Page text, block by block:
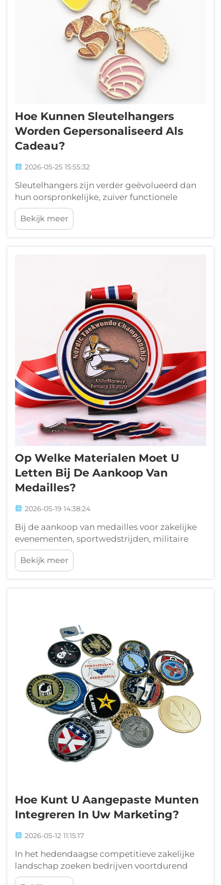
Hoe Kunnen Sleutelhangers
Worden Gepersonaliseerd Als
Cadeau?
2026-05-25 15:55:32
Sleutelhangers zijn verder geëvolueerd dan
hun oorspronkelijke, zuiver functionele
functie als eenvoudig hulpmiddel voor het
organiseren van sleutels. Vandaag de dag zijn
ze doordachte cadeauopties die
Bekijk meer
Op Welke Materialen Moet U
Letten Bij De Aankoop Van
Medailles?
2026-05-19 14:38:24
Bij de aankoop van medailles voor zakelijke
evenementen, sportwedstrijden, militaire
onderscheidingen of academische prestaties
bepaalt de keuze van het materiaal
fundamenteel de duurzaamheid, visuele
Bekijk meer
Hoe Kunt U Aangepaste Munten
Integreren In Uw Marketing?
2026-05-12 11:15:17
In het hedendaagse competitieve zakelijke
landschap zoeken bedrijven voortdurend
naar innovatieve manieren om zich te